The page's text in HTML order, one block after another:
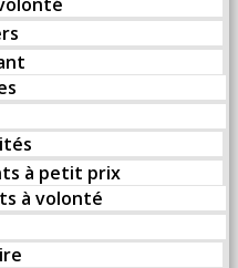
à petit prix
à volonté